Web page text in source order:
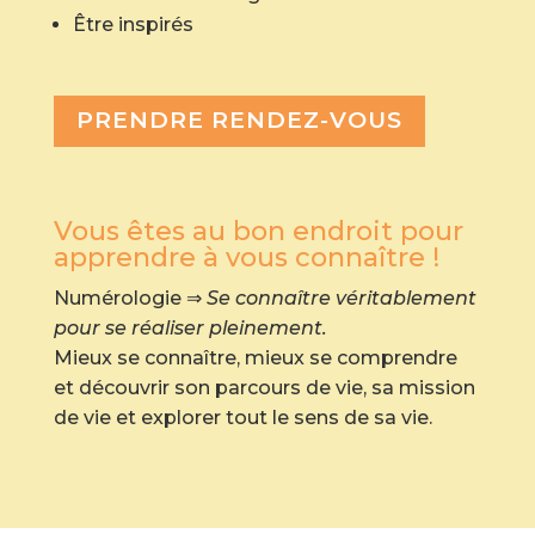
Être inspirés
PRENDRE RENDEZ-VOUS
Vous êtes au bon endroit pour
apprendre à vous connaître !
Numérologie ⇒Se connaître véritablement
pour se réaliser pleinement.
Mieux se connaître, mieux se comprendre
et découvrir son parcours de vie, sa mission
de vie et explorer tout le sens de sa vie.